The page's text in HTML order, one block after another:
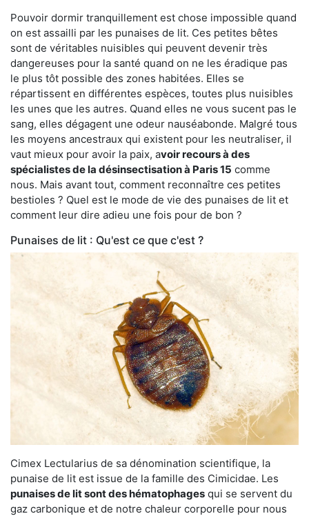
Pouvoir dormir tranquillement est chose impossible quand
on est assailli par les punaises de lit. Ces petites bêtes
sont de véritables nuisibles qui peuvent devenir très
dangereuses pour la santé quand on ne les éradique pas
le plus tôt possible des zones habitées. Elles se
répartissent en différentes espèces, toutes plus nuisibles
les unes que les autres. Quand elles ne vous sucent pas le
sang, elles dégagent une odeur nauséabonde. Malgré tous
les moyens ancestraux qui existent pour les neutraliser, il
vaut mieux pour avoir la paix, avoir recours à des
spécialistes de la désinsectisation à Paris 15 comme
nous. Mais avant tout, comment reconnaître ces petites
bestioles ? Quel est le mode de vie des punaises de lit et
comment leur dire adieu une fois pour de bon ?
Punaises de lit : Qu'est ce que c'est ?
Cimex Lectularius de sa dénomination scientifique, la
punaise de lit est issue de la famille des Cimicidae. Les
punaises de lit sont des hématophages qui se servent du
gaz carbonique et de notre chaleur corporelle pour nous